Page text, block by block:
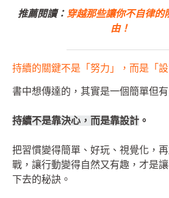
推薦閱讀： 穿越那些讓你不自律的
由！
持續的關鍵不是「努力」，而是「設
書中想傳達的，其實是一個簡單但有
持續不是靠決心，而是靠設計 。
把習慣變得簡單、好玩、視覺化，
戰，讓行動變得自然又有趣，才是
下去的秘訣。